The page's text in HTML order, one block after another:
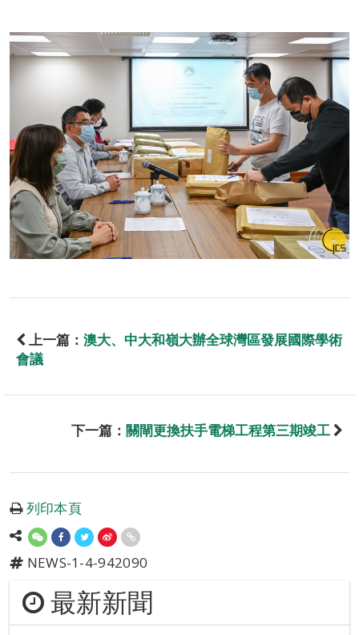
上一篇： 澳大、中大和嶺大辦全球灣區發展國際學術
會議
下一篇： 關閘更換扶手電梯工程第三期竣工
列印本頁
NEWS-1-4-942090
最新新聞